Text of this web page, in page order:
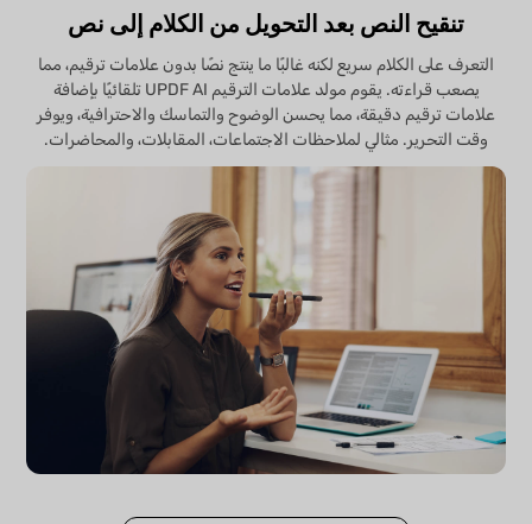
تنقيح النص بعد التحويل من الكلام إلى نص
التعرف على الكلام سريع لكنه غالبًا ما ينتج نصًا بدون علامات ترقيم، مما
يصعب قراءته. يقوم مولد علامات الترقيم UPDF AI تلقائيًا بإضافة
علامات ترقيم دقيقة، مما يحسن الوضوح والتماسك والاحترافية، ويوفر
وقت التحرير. مثالي لملاحظات الاجتماعات، المقابلات، والمحاضرات.